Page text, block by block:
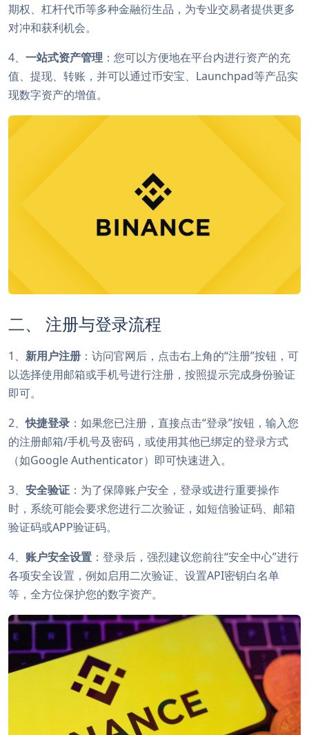
期权、杠杆代币等多种金融衍生品，为专业交易者提供更多
对冲和获利机会。
4、 一站式资产管理 ：您可以方便地在平台内进行资产的充
值、提现、转账，并可以通过币安宝、Launchpad等产品实
现数字资产的增值。
二、 注册与登录流程
1、 新用户注册 ：访问官网后，点击右上角的“注册”按钮，可
以选择使用邮箱或手机号进行注册，按照提示完成身份验证
即可。
2、快捷登录 ：如果您已注册，直接点击“登录”按钮，输入您
的注册邮箱/手机号及密码，或使用其他已绑定的登录方式
（如Google Authenticator）即可快速进入。
3、 安全验证 ：为了保障账户安全，登录或进行重要操作
时，系统可能会要求您进行二次验证，如短信验证码、邮箱
验证码或APP验证码。
4、 账户安全设置 ：登录后，强烈建议您前往“安全中心”进行
各项安全设置，例如启用二次验证、设置API密钥白名单
等，全方位保护您的数字资产。